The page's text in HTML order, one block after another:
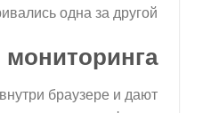
одна за другой.
браузере и дают